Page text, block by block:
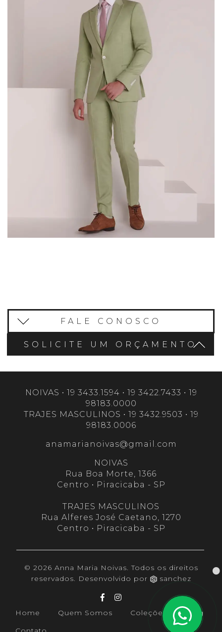
FALE CONOSCO
SOLICITE UM ORÇAMENTO
NOIVAS • 19 3433.1594 • 19 3422.7433 • 19
98183.0000
TRAJES MASCULINOS • 19 3432.9503 • 19
98183.0006
anamarianoivas@gmail.com
NOIVAS
Rua Boa Morte, 1366
Centro • Piracicaba - SP
TRAJES MASCULINOS
Rua Alferes José Caetano, 1270
Centro • Piracicaba - SP
© 2026 Anna Maria Noivas. Todos os direitos
reservados. Desenvolvido por
sanchez
Home Quem Somos Coleções (current)Blog